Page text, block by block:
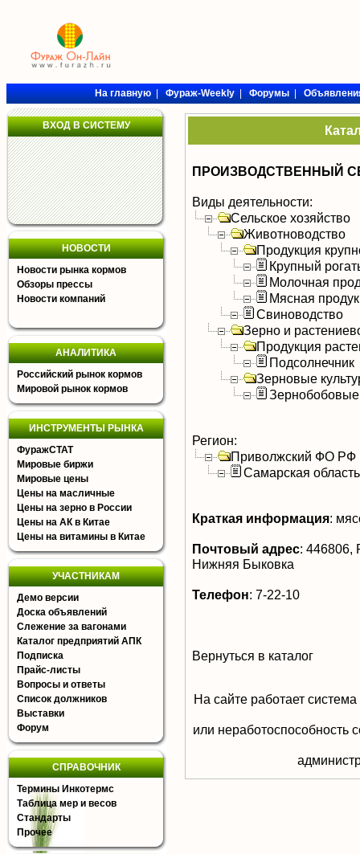
На главную|Фураж-Weekly|Форумы|
ВХОД В СИСТЕМУ
НОВОСТИ
Новости рынка кормов
Обзоры прессы
Новости компаний
АНАЛИТИКА
Российский рынок кормов
Мировой рынок кормов
ИНСТРУМЕНТЫ РЫНКА
ФуражСТАТ
Мировые биржи
Мировые цены
Цены на масличные
Цены на зерно в России
Цены на АК в Китае
Цены на витамины в Китае
УЧАСТНИКАМ
Демо версии
Доска объявлений
Слежение за вагонами
Каталог предприятий АПК
Подписка
Прайс-листы
Вопросы и ответы
Список должников
Выставки
Форум
СПРАВОЧНИК
Термины Инкотермс
Таблица мер и весов
Стандарты
Прочее
ПРОИЗВОДСТВЕННЫЙ
Виды деятельности:
Сельское хозяйство
Животноводство
Продукция
Крупный
Молочная
Мясная
Свиноводство
Зерно и
Продукция
Подсолнечник
Зерновые
Зернобобовые
Регион:
Приволжский ФО РФ
Самарская область
Краткая информация:
Почтовый адрес: 446806,
Нижняя Быковка
Телефон: 7-22-10
Вернуться в каталог
На сайте работает
или неработоспособность